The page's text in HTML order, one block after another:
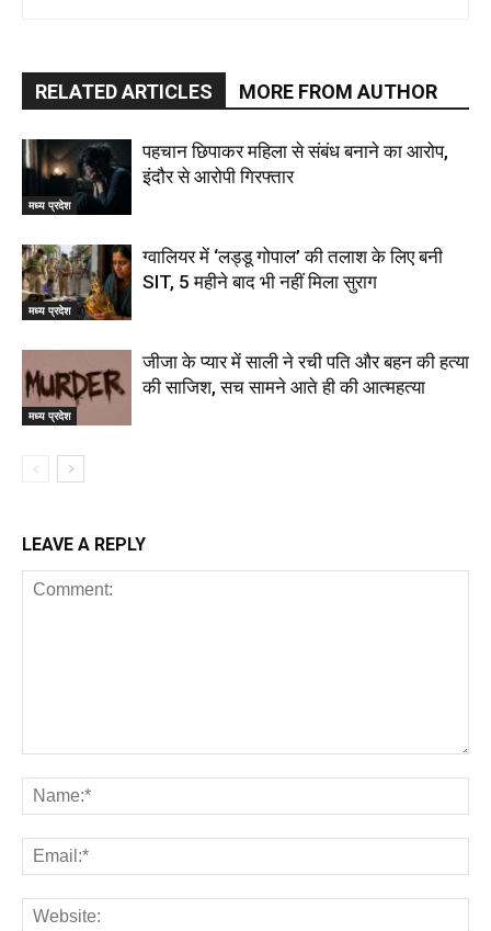
RELATED ARTICLES MORE FROM AUTHOR
मध्य प्रदेश
पहचान छिपाकर महिला से संबंध बनाने का आरोप,
इंदौर से आरोपी गिरफ्तार
मध्य प्रदेश
ग्वालियर में ‘लड्डू गोपाल’ की तलाश के लिए बनी
SIT, 5 महीने बाद भी नहीं मिला सुराग
मध्य प्रदेश
जीजा के प्यार में साली ने रची पति और बहन की हत्या
की साजिश, सच सामने आते ही की आत्महत्या
LEAVE A REPLY